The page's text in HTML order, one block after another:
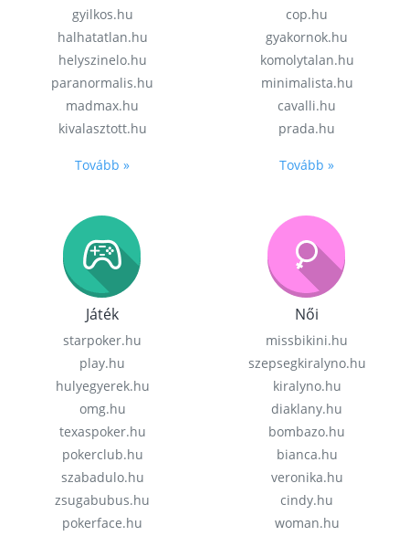
gyilkos.hu
halhatatlan.hu
helyszinelo.hu
paranormalis.hu
madmax.hu
kivalasztott.hu
Tovább »
cop.hu
gyakornok.hu
komolytalan.hu
minimalista.hu
cavalli.hu
prada.hu
Tovább »
Játék
starpoker.hu
play.hu
hulyegyerek.hu
omg.hu
texaspoker.hu
pokerclub.hu
szabadulo.hu
zsugabubus.hu
pokerface.hu
Női
missbikini.hu
szepsegkiralyno.hu
kiralyno.hu
diaklany.hu
bombazo.hu
bianca.hu
veronika.hu
cindy.hu
woman.hu